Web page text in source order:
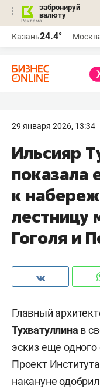
забронируй
валюту
Казань24.4°
29 января 2026, 13:34
Ильсияр
показала
к
лестницу
Гоголя и
Главный
Тухватуллина в
эскиз еще
Проект
накануне